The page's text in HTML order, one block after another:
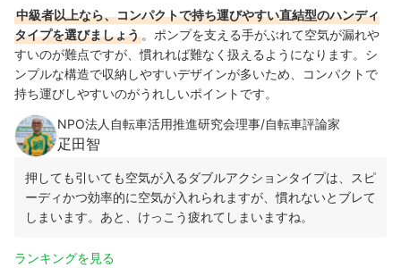
中級者以上なら、コンパクトで持ち運びやすい直結型のハンディ
タイプを選びましょう 。ポンプを支える手がぶれて空気が漏れや
すいのが難点ですが、慣れれば難なく扱えるようになります。シ
ンプルな構造で収納しやすいデザインが多いため、コンパクトで
持ち運びしやすいのがうれしいポイントです。
NPO法人自転車活用推進研究会理事/自転車評論家
疋田智
押しても引いても空気が入るダブルアクションタイプは、スピ
ーディかつ効率的に空気が入れられますが、慣れないとブレて
しまいます。あと、けっこう疲れてしまいますね。
ランキングを見る